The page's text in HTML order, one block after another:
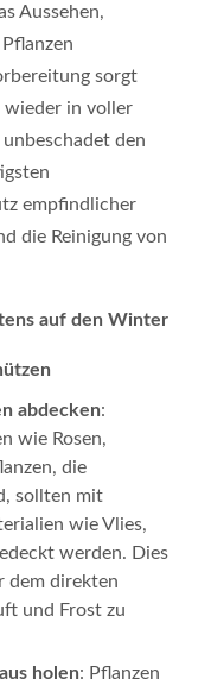
Aussehen,
sorgt
wieder in voller
den
empfindlicher
die Reinigung von
auf den Winter
abdecken:
wie Rosen,
die
sollten mit
wie Vlies,
werden. Dies
dem direkten
und Frost zu
holen: Pflanzen